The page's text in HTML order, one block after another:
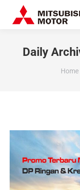
Daily
You
Home